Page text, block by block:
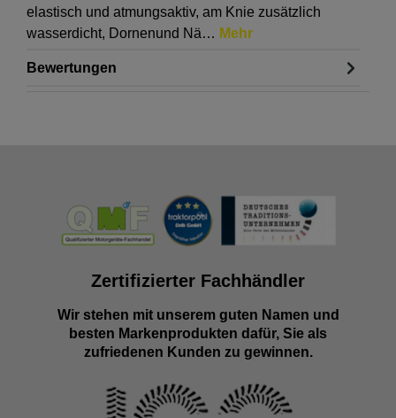
elastisch und atmungsaktiv, am Knie zusätzlich
wasserdicht, Dornenund Nä… Mehr
Bewertungen
Zertifizierter Fachhändler
Wir stehen mit unserem guten Namen und
besten Markenprodukten dafür, Sie als
zufriedenen Kunden zu gewinnen.